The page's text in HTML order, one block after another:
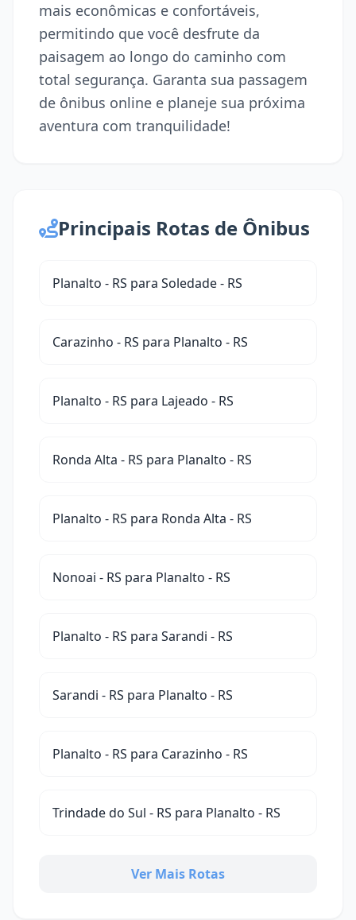
mais econômicas e confortáveis,
permitindo que você desfrute da
paisagem ao longo do caminho com
total segurança. Garanta sua passagem
de ônibus online e planeje sua próxima
aventura com tranquilidade!
Principais Rotas de Ônibus
Planalto - RS para Soledade - RS
Carazinho - RS para Planalto - RS
Planalto - RS para Lajeado - RS
Ronda Alta - RS para Planalto - RS
Planalto - RS para Ronda Alta - RS
Nonoai - RS para Planalto - RS
Planalto - RS para Sarandi - RS
Sarandi - RS para Planalto - RS
Planalto - RS para Carazinho - RS
Trindade do Sul - RS para Planalto - RS
Ver Mais Rotas